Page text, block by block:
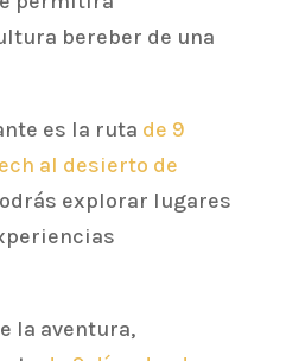
bereber de una
es la ruta de 9
al desierto de
explorar lugares
la aventura,